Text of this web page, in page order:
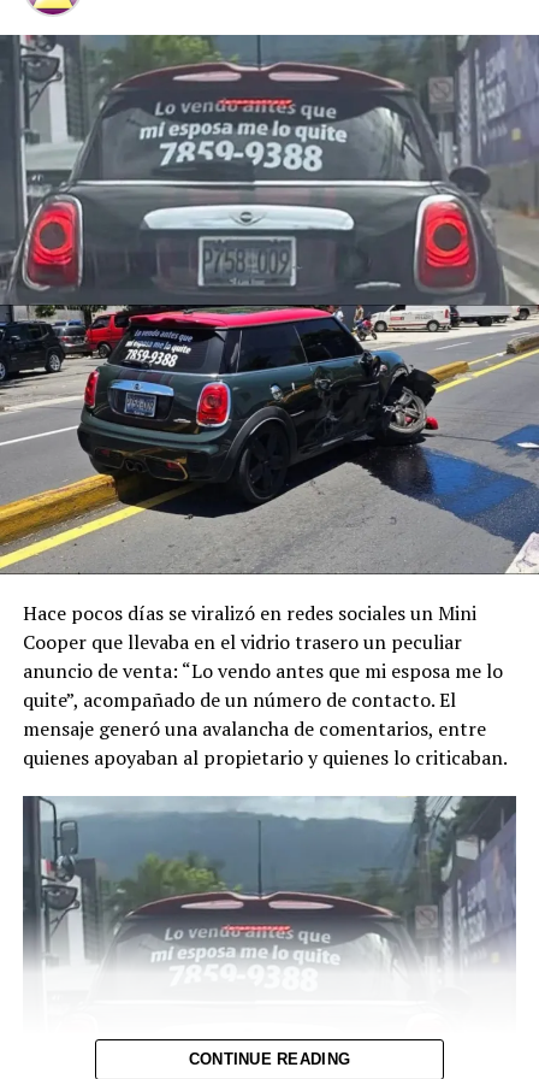
sistema judicial.
Francisco Javier García
Hernández es el
conductor que causó el
accidente de tránsito
ocurrido sobre el
bulevar El Hipódromo,
en San Salvador.
García Hernández
chocó contra un
motociclista que
trabajaba como
repartidor y que falleció
impacto.
Luego del…
pic.twitter.com/UxiVvtMJIG
— PNC El Salvador
(@PNCSV)
August 8,
2026
El motociclista fallecido fue identificado como Manuel
Hace pocos días se viralizó en redes sociales un Mini
Cooper que llevaba en el vidrio trasero un peculiar
anuncio de venta: “Lo vendo antes que mi esposa me lo
quite”, acompañado de un número de contacto. El
mensaje generó una avalancha de comentarios, entre
quienes apoyaban al propietario y quienes lo criticaban.
CONTINUE READING